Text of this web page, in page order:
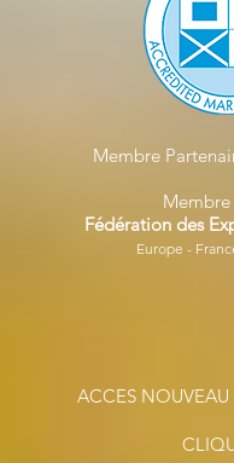
Membre
Fédération des
Europe -
ACCES NOUVEAU